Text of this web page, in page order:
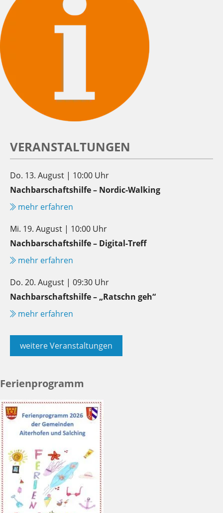
VERANSTALTUNGEN
Do. 13. August | 10:00 Uhr
Nachbarschaftshilfe – Nordic-Walking
mehr erfahren
Mi. 19. August | 10:00 Uhr
Nachbarschaftshilfe – Digital-Treff
mehr erfahren
Do. 20. August | 09:30 Uhr
Nachbarschaftshilfe – „Ratschn geh“
mehr erfahren
weitere Veranstaltungen
Ferienprogramm